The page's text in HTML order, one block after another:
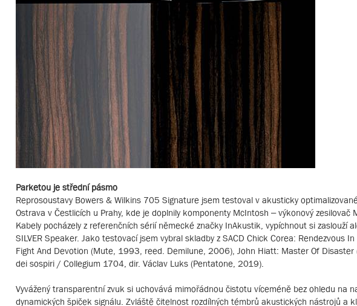
Parketou je střední pásmo
Reprosoustavy Bowers & Wilkins 705 Signature jsem testoval v akusticky
Ostrava v Čestlicích u Prahy, kde je doplnily komponenty McIntosh – výkonový
Kabely pocházely z referenčních sérií německé značky InAkustik, vypíchnout si zaslouží
SILVER Speaker. Jako testovací jsem vybral skladby z SACD Chick Corea: Rendezvous
Fight And Devotion (Mute, 1993, reed. Demilune, 2006), John Hiatt: Master Of
dei sospiri / Collegium 1704, dir. Václav Luks (Pentatone, 2019).
Vyvážený transparentní zvuk si uchovává mimořádnou čistotu víceméně bez ohledu na
dynamických špiček signálu. Zvláště čitelnost rozdílných témbrů akustických nástrojů a